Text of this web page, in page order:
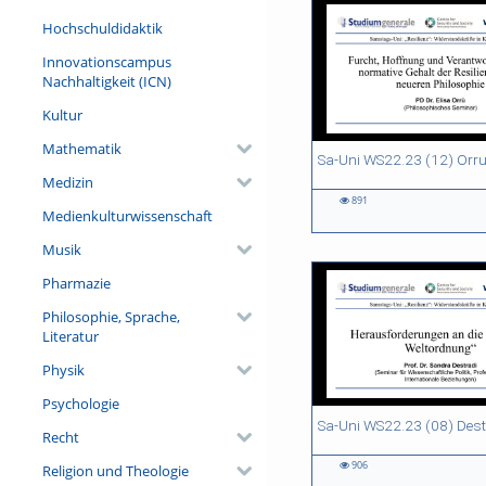
Hochschuldidaktik
Innovationscampus
Nachhaltigkeit (ICN)
Kultur
Mathematik
Medizin
Medienkulturwissenschaft
Musik
Pharmazie
Philosophie, Sprache,
Literatur
Physik
Psychologie
Recht
Religion und Theologie
Sa-Uni WS22.23 (12) Orru
47:56 duration
891
01:05:14 duration
58:38 duration
01:07:28 duration
59:40 duration
906
55:50 duration
54:18 duration
59:20 duration